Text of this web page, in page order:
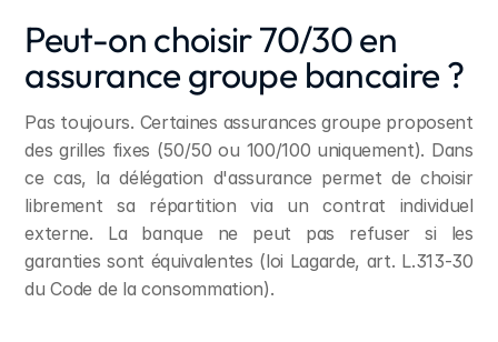
Peut-on choisir 70/30 en
assurance groupe bancaire ?
Pas toujours. Certaines assurances groupe proposent
des grilles fixes (50/50 ou 100/100 uniquement). Dans
ce cas, la délégation d'assurance permet de choisir
librement sa répartition via un contrat individuel
externe. La banque ne peut pas refuser si les
garanties sont équivalentes (loi Lagarde, art. L.313-30
du Code de la consommation).